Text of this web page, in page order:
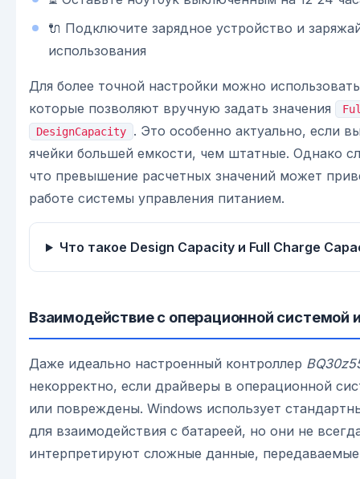
🔌 Подключите зарядное устройство и
использования
Для более точной настройки можно
которые позволяют вручную задать значения
DesignCapacity
. Это особенно актуально, если
ячейки большей емкости, чем штатные. Однако
что превышение расчетных значений может
работе системы управления питанием.
Что такое Design Capacity и Full Charge
Взаимодействие с операционной системой
Даже идеально настроенный контроллер
некорректно, если драйверы в операционной
или повреждены. Windows использует
для взаимодействия с батареей, но они не
интерпретируют сложные данные,